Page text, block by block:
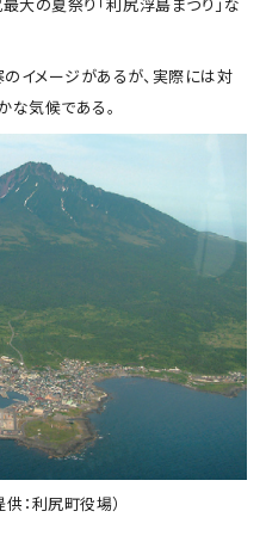
大の夏祭り「利尻浮島まつり」な
イメージがあるが、実際には対
な気候である。
：利尻町役場）